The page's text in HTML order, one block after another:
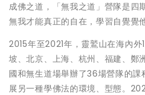
成佛之道，「無我之道」營隊是四
無我才能真正的自在，學習自覺覺
2015年至2021年，靈鷲山在海內
坡、北京、上海、杭州、福建、鄭
國和無生道場舉辦了36場營隊的
展另一種學佛法的環境、型態。